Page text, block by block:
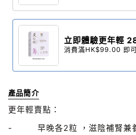
立即體驗更年輕
消費滿HK$99.00 即
產品簡介
更年輕賣點：
- 早晚各2粒 ，滋陰補腎兼